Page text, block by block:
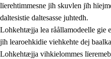
3.1 Feerhmeles
3.2 Ööhpehtimmie jïh
3.3 Gåetie jïh skuvle
lïerehtimmesne jïh skuvlen jïh
daltesistie daltesasse juhtedh.
Lohkehtæjja lea råållamodeelle gie
jïh learoehkidie viehkehte dej
Lohkehtæjja vihkielommes